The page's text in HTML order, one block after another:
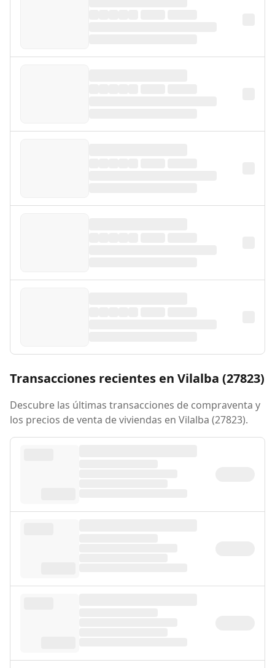
Transacciones recientes en Vilalba (27823)
Descubre las últimas transacciones de compraventa y
los precios de venta de viviendas en Vilalba (27823).